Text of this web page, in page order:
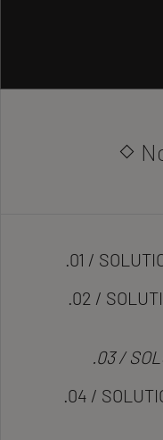
.01 /
.02 /
.03 /
.04 /